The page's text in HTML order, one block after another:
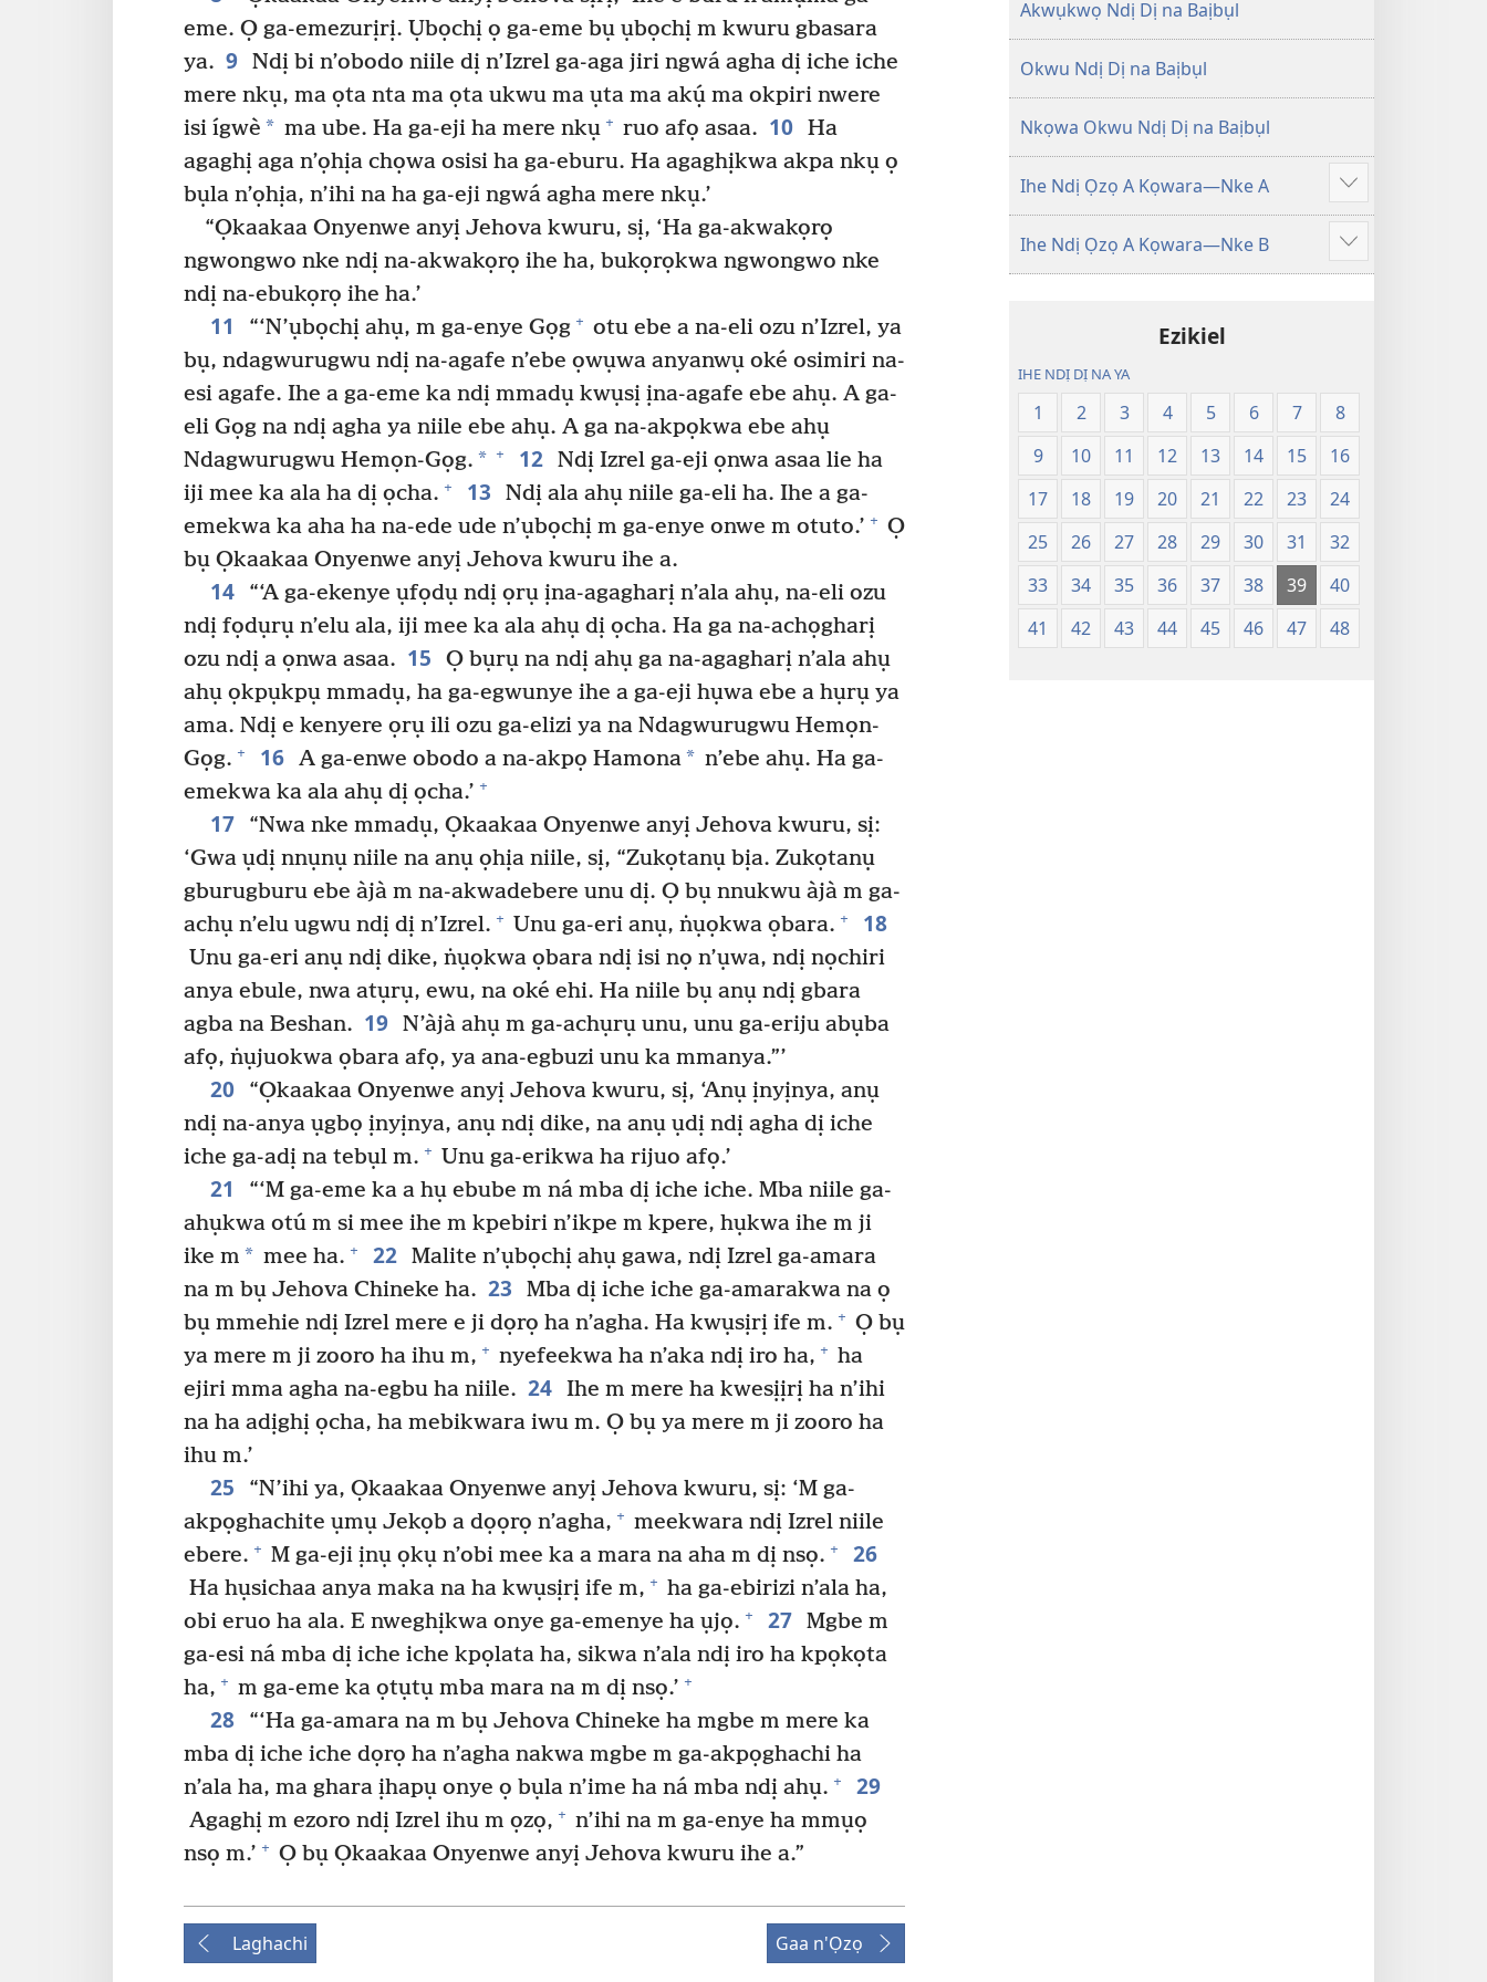
eme. Ọ ga-emezurịrị. Ụbọchị ọ ga-eme bụ ụbọchị m kwuru gbasara
ya. 9 Ndị bi n’obodo niile dị n’Izrel ga-aga jiri ngwá agha dị iche iche
mere nkụ, ma ọta nta ma ọta ukwu ma ụta ma akụ́ ma okpiri nwere
isi ígwè * ma ube. Ha ga-eji ha mere nkụ + ruo afọ asaa. 10 Ha
agaghị aga n’ọhịa chọwa osisi ha ga-eburu. Ha agaghịkwa akpa nkụ ọ
bụla n’ọhịa, n’ihi na ha ga-eji ngwá agha mere nkụ.’
“Ọkaakaa Onyenwe anyị Jehova kwuru, sị, ‘Ha ga-akwakọrọ
ngwongwo nke ndị na-akwakọrọ ihe ha, bukọrọkwa ngwongwo nke
ndị na-ebukọrọ ihe ha.’
11 “‘N’ụbọchị ahụ, m ga-enye Gọg + otu ebe a na-eli ozu n’Izrel, ya
bụ, ndagwurugwu ndị na-agafe n’ebe ọwụwa anyanwụ oké osimiri na-
esi agafe. Ihe a ga-eme ka ndị mmadụ kwụsị ịna-agafe ebe ahụ. A ga-
eli Gọg na ndị agha ya niile ebe ahụ. A ga na-akpọkwa ebe ahụ
Ndagwurugwu Hemọn-Gọg. * + 12 Ndị Izrel ga-eji ọnwa asaa lie ha
iji mee ka ala ha dị ọcha. + 13
Ndị ala ahụ niile ga-eli ha. Ihe a ga-
emekwa ka aha ha na-ede ude n’ụbọchị m ga-enye onwe m otuto.’ + Ọ
bụ Ọkaakaa Onyenwe anyị Jehova kwuru ihe a.
14
“‘A ga-ekenye ụfọdụ ndị ọrụ ịna-agagharị n’ala ahụ, na-eli ozu
ndị fọdụrụ n’elu ala, iji mee ka ala ahụ dị ọcha. Ha ga na-achọgharị
ozu ndị a ọnwa asaa. 15
Ọ bụrụ na ndị ahụ ga na-agagharị n’ala ahụ
ahụ ọkpụkpụ mmadụ, ha ga-egwunye ihe a ga-eji hụwa ebe a hụrụ ya
ama. Ndị e kenyere ọrụ ili ozu ga-elizi ya na Ndagwurugwu Hemọn-
Gọg. + 16 A ga-enwe obodo a na-akpọ Hamona* n’ebe ahụ. Ha ga-
emekwa ka ala ahụ dị ọcha.’ +
17
“Nwa nke mmadụ, Ọkaakaa Onyenwe anyị Jehova kwuru, sị:
‘Gwa ụdị nnụnụ niile na anụ ọhịa niile, sị, “Zukọtanụ bịa. Zukọtanụ
gburugburu ebe àjà m na-akwadebere unu dị. Ọ bụ nnukwu àjà m ga-
achụ n’elu ugwu ndị dị n’Izrel. + Unu ga-eri anụ, ṅụọkwa ọbara. + 18
Unu ga-eri anụ ndị dike, ṅụọkwa ọbara ndị isi nọ n’ụwa, ndị nọchiri
anya ebule, nwa atụrụ, ewu, na oké ehi. Ha niile bụ anụ ndị gbara
agba na Beshan. 19 N’àjà ahụ m ga-achụrụ unu, unu ga-eriju abụba
afọ, ṅụjuokwa ọbara afọ, ya ana-egbuzi unu ka mmanya.”’
20
“Ọkaakaa Onyenwe anyị Jehova kwuru, sị, ‘Anụ ịnyịnya, anụ
ndị na-anya ụgbọ ịnyịnya, anụ ndị dike, na anụ ụdị ndị agha dị iche
iche ga-adị na tebụl m. + Unu ga-erikwa ha rijuo afọ.’
21
“‘M ga-eme ka a hụ ebube m ná mba dị iche iche. Mba niile ga-
ahụkwa otú m si mee ihe m kpebiri n’ikpe m kpere, hụkwa ihe m ji
ike m * mee ha. + 22 Malite n’ụbọchị ahụ gawa, ndị Izrel ga-amara
na m bụ Jehova Chineke ha. 23
Mba dị iche iche ga-amarakwa na ọ
bụ mmehie ndị Izrel mere e ji dọrọ ha n’agha. Ha kwụsịrị ife m. + Ọ bụ
ya mere m ji zooro ha ihu m, + nyefeekwa ha n’aka ndị iro ha, + ha
ejiri mma agha na-egbu ha niile. 24 Ihe m mere ha kwesịịrị ha n’ihi
na ha adịghị ọcha, ha mebikwara iwu m. Ọ bụ ya mere m ji zooro ha
ihu m.’
25
“N’ihi ya, Ọkaakaa Onyenwe anyị Jehova kwuru, sị: ‘M ga-
akpọghachite ụmụ Jekọb a dọọrọ n’agha, + meekwara ndị Izrel niile
ebere. + M ga-eji ịnụ ọkụ n’obi mee ka a mara na aha m dị nsọ. + 26
Ha hụsichaa anya maka na ha kwụsịrị ife m, + ha ga-ebirizi n’ala ha,
obi eruo ha ala. E nweghịkwa onye ga-emenye ha ụjọ. + 27 Mgbe m
ga-esi ná mba dị iche iche kpọlata ha, sikwa n’ala ndị iro ha kpọkọta
ha, + m ga-eme ka ọtụtụ mba mara na m dị nsọ.’ +
28
“‘Ha ga-amara na m bụ Jehova Chineke ha mgbe m mere ka
mba dị iche iche dọrọ ha n’agha nakwa mgbe m ga-akpọghachi ha
n’ala ha, ma ghara ịhapụ onye ọ bụla n’ime ha ná mba ndị ahụ. + 29
Agaghị m ezoro ndị Izrel ihu m ọzọ, + n’ihi na m ga-enye ha mmụọ
nsọ m.’ + Ọ bụ Ọkaakaa Onyenwe anyị Jehova kwuru ihe a.”
Laghachi Gaa n'Ọzọ
Degharịrị
n'Afọ 2013)
Degharịrị
n'Afọ 2013)
Akwụkwọ Ndị Dị na Baịbụl
Okwu Ndị Dị na Baịbụl
Nkọwa Okwu Ndị Dị na Baịbụl
Ihe Ndị Ọzọ A Kọwara—Nke A Gosikwuo
Ihe Ndị Ọzọ A Kọwara—Nke B Gosikwuo
Ezikiel
IHE NDỊ DỊ NA YA
1 2 3 4 5 6 7
8
9
10 11 12 13 14 15
16
17
18 19 20 21 22 23
24
25
26 27 28 29 30 31
32
33
34 35 36 37 38 39
40
41
42 43 44 45 46 47 48